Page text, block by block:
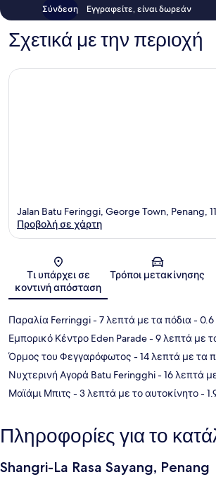
Σύνδεση Εγγραφείτε, είναι δωρεάν
Σχετικά με την περιοχή
Χάρτης
Jalan Batu Feringgi, George Town, Penang,
Προβολή σε χάρτη
Τι υπάρχει σε
κοντινή απόσταση
Τρόποι μετακίνησης
Παραλία Ferringgi- 7 λεπτά με τα πόδια- 0.6
Εμπορικό Κέντρο Eden Parade- 9 λεπτά με
Όρμος του Φεγγαρόφωτος - 14 λεπτά με τα
Νυχτερινή Αγορά Batu Feringghi- 16 λεπτά
Μαϊάμι Μπιτς - 3 λεπτά με το αυτοκίνητο-
Πληροφορίες για το
Shangri-La Rasa Sayang, Penang